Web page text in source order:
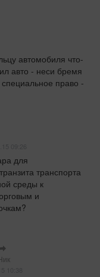
автомобиля что-
авто - неси бремя
право -
для
транспорта
среды к
и